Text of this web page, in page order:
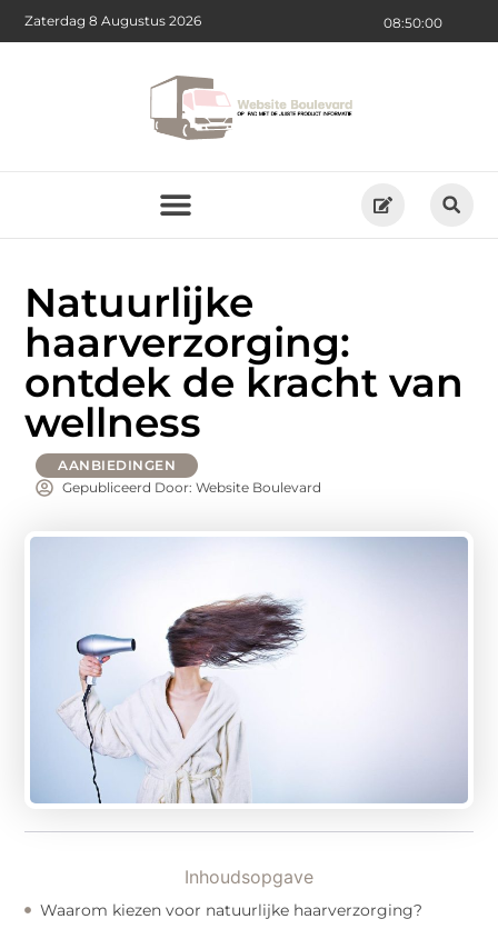
08:50:02
Zaterdag 8 Augustus 2026
Natuurlijke
haarverzorging:
ontdek de kracht van
wellness
AANBIEDINGEN
Gepubliceerd Door: Website Boulevard
Inhoudsopgave
Waarom kiezen voor natuurlijke haarverzorging?